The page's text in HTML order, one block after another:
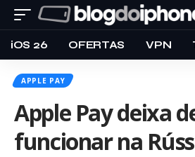
iOS 26 OFERTAS VPN
APPLE PAY
Apple Pay deixa
funcionar na